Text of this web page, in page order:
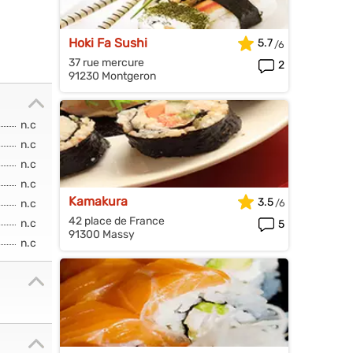
n.c
n.c
n.c
n.c
n.c
n.c
n.c
Hoki Fa Sushi
37 rue mercure
91230 Montgeron
5.7
2
Kamakura
42 place de France
91300 Massy
3.5
5